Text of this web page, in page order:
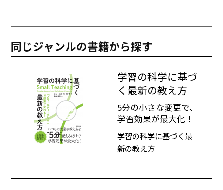
同じジャンルの書籍から探す
学習の科学に基づ
く最新の教え方
5分の小さな変更で、
学習効果が最大化！
学習の科学に基づく最
新の教え方